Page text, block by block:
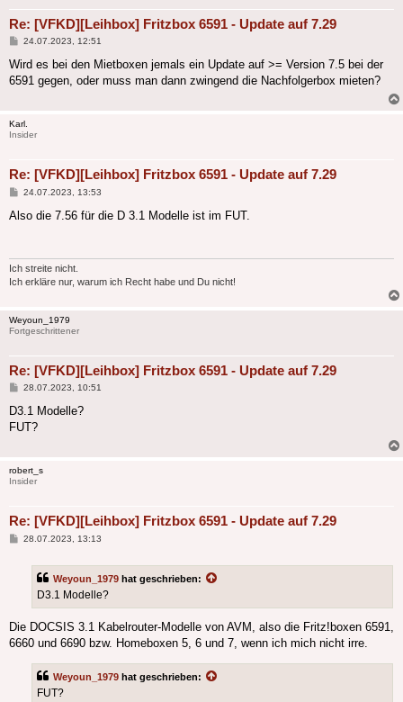
Re: [VFKD][Leihbox] Fritzbox 6591 - Update auf 7.29
Beitrag
24.07.2023, 12:51
Wird es bei den Mietboxen jemals ein Update auf >= Version 7.5 bei der
6591 gegen, oder muss man dann zwingend die Nachfolgerbox mieten?
Karl.
Insider
Re: [VFKD][Leihbox] Fritzbox 6591 - Update auf 7.29
Beitrag
24.07.2023, 13:53
Also die 7.56 für die D 3.1 Modelle ist im FUT.
Ich streite nicht.
Ich erkläre nur, warum ich Recht habe und Du nicht!
Weyoun_1979
Fortgeschrittener
Re: [VFKD][Leihbox] Fritzbox 6591 - Update auf 7.29
Beitrag
28.07.2023, 10:51
D3.1 Modelle?
FUT?
robert_s
Insider
Re: [VFKD][Leihbox] Fritzbox 6591 - Update auf 7.29
Beitrag
28.07.2023, 13:13
Weyoun_1979 hat geschrieben:
D3.1 Modelle?
Die DOCSIS 3.1 Kabelrouter-Modelle von AVM, also die Fritz!boxen 6591,
6660 und 6690 bzw. Homeboxen 5, 6 und 7, wenn ich mich nicht irre.
Weyoun_1979 hat geschrieben:
FUT?